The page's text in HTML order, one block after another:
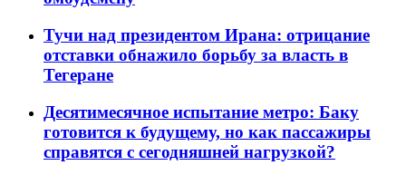
Тучи над президентом Ирана: отрицание
отставки обнажило борьбу за власть в
Тегеране
Десятимесячное испытание метро: Баку
готовится к будущему, но как пассажиры
справятся с сегодняшней нагрузкой?